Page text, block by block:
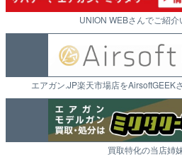
UNION WEBさんでご紹
エアガン.JP楽天市場店をAirsoftGEEK
買取特化の当店姉